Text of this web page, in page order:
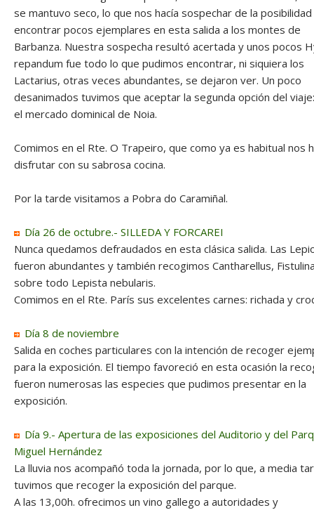
se mantuvo seco, lo que nos hacía sospechar de la
encontrar pocos ejemplares en esta salida a los montes de
Barbanza. Nuestra sospecha resultó acertada y unos pocos
repandum fue todo lo que pudimos encontrar, ni siquiera los
Lactarius, otras veces abundantes, se dejaron ver. Un poco
desanimados tuvimos que aceptar la segunda opción del
el mercado dominical de Noia.
Comimos en el Rte. O Trapeiro, que como ya es habitual nos
disfrutar con su sabrosa cocina.
Por la tarde visitamos a Pobra do Caramiñal.
Día 26 de octubre.- SILLEDA Y FORCAREI
Nunca quedamos defraudados en esta clásica salida. Las
fueron abundantes y también recogimos Cantharellus,
sobre todo Lepista nebularis.
Comimos en el Rte. París sus excelentes carnes: richada y
Día 8 de noviembre
Salida en coches particulares con la intención de recoger
para la exposición. El tiempo favoreció en esta ocasión la
fueron numerosas las especies que pudimos presentar en la
exposición.
Día 9.- Apertura de las exposiciones del Auditorio y del
Miguel Hernández
La lluvia nos acompañó toda la jornada, por lo que, a media
tuvimos que recoger la exposición del parque.
A las 13,00h. ofrecimos un vino gallego a autoridades y